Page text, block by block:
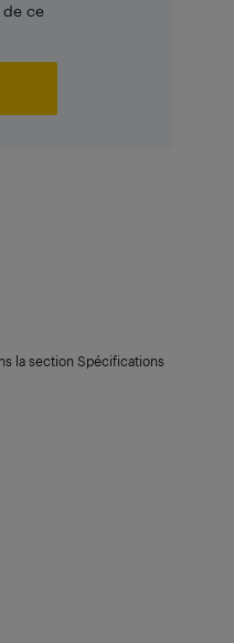
ce
la section Spécifications